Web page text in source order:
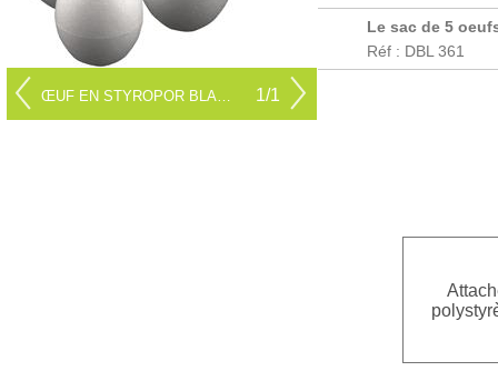
ŒUF EN STYROPOR BLANC 1/1
Le sac de 5
Réf : DBL 361